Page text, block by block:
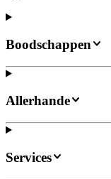
Boodschappen
Allerhande
Services